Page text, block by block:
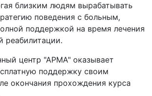
близким людям вырабатывать
поведения с больным,
поддержкой на время лечения
реабилитации.
центр "АРМА" оказывает
поддержку своим
окончания прохождения курса